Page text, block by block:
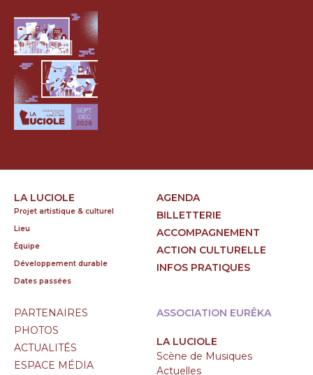
LA LUCIOLE
Projet artistique & culturel
Lieu
Équipe
Développement durable
Dates passées
AGENDA
BILLETTERIE
ACCOMPAGNEMENT
ACTION CULTURELLE
INFOS PRATIQUES
PARTENAIRES
PHOTOS
ACTUALITÉS
ESPACE MÉDIA
ASSOCIATION EURÊKA
LA LUCIOLE
Scène de Musiques
Actuelles